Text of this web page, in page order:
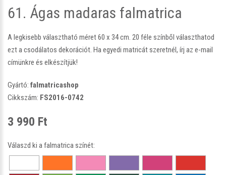
61. Ágas madaras falmatrica
A legkisebb választható méret 60 x 34 cm. 20 féle színből választhatod
ezt a csodálatos dekorációt. Ha egyedi matricát szeretnél, írj az e-mail
címünkre és elkészítjük!
Gyártó: falmatricashop
Cikkszám: FS2016-0742
3 990 Ft
Válaszd ki a falmatrica színét: